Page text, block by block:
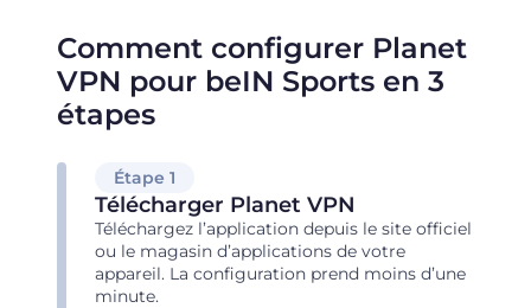
Comment configurer Planet
VPN pour beIN Sports en 3
étapes
Étape 1
Télécharger Planet VPN
Téléchargez l’application depuis le site officiel
ou le magasin d’applications de votre
appareil. La configuration prend moins d’une
minute.